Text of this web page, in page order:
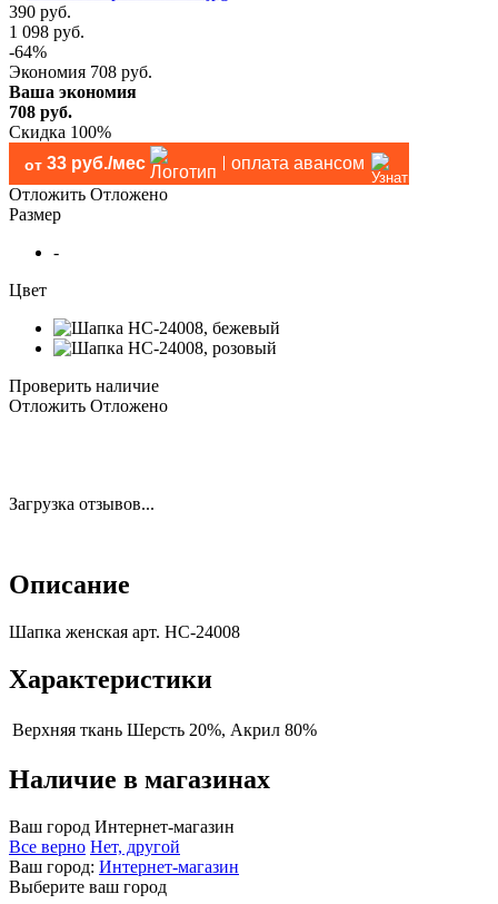
390 руб.
1 098 руб.
-64%
Экономия 708 руб.
Ваша экономия
708 руб.
Скидка 100%
от 33 руб./мес
оплата авансом
Отложить Отложено
Размер
-
Цвет
Проверить наличие
Отложить Отложено
Загрузка отзывов...
Описание
Шапка женская арт. HC-24008
Характеристики
Верхняя ткань Шерсть 20%, Акрил 80%
Наличие в магазинах
Ваш город Интернет-магазин
Все верно Нет, другой
Ваш город: Интернет-магазин
Выберите ваш город